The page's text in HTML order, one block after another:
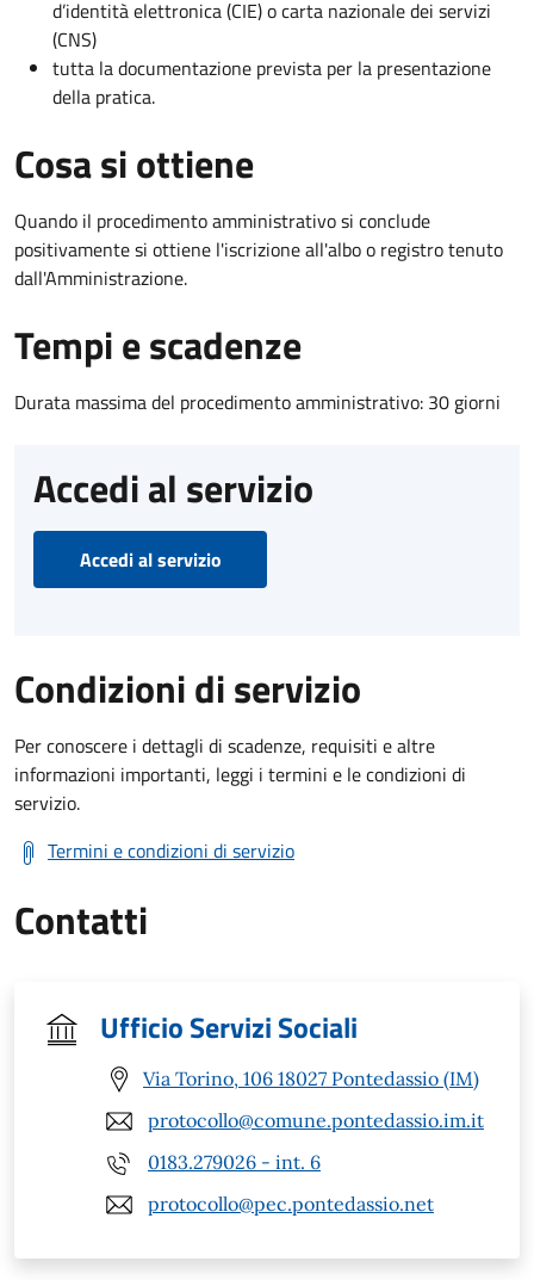
d’identità elettronica (CIE) o carta nazionale dei servizi
(CNS)
tutta la documentazione prevista per la presentazione
della pratica.
Cosa si ottiene
Quando il procedimento amministrativo si conclude
positivamente si ottiene l'iscrizione all'albo o registro tenuto
dall'Amministrazione.
Tempi e scadenze
Durata massima del procedimento amministrativo: 30 giorni
Accedi al servizio
Accedi al servizio
Condizioni di servizio
Per conoscere i dettagli di scadenze, requisiti e altre
informazioni importanti, leggi i termini e le condizioni di
servizio.
Termini e condizioni di servizio
Contatti
Ufficio Servizi Sociali
Via Torino, 106 18027 Pontedassio (IM)
protocollo@comune.pontedassio.im.it
0183.279026 - int. 6
protocollo@pec.pontedassio.net